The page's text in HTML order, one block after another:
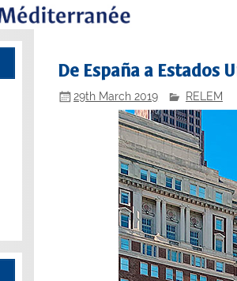
De España a Estados
29th March 2019 RELEM